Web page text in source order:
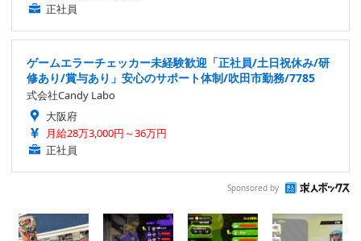
正社員
ゲームエラーチェッカー未経験歓迎「正社員/土日祝休み/研
修あり/賞与あり」安心のサポート体制/吹田市勤務/7785
式会社Candy Labo
大阪府
月給28万3,000円～36万円
正社員
Sponsored by